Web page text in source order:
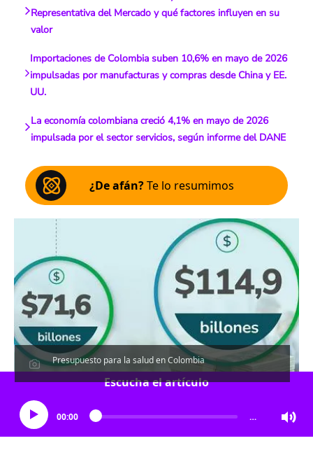
Representativa del Mercado y qué factores influyen en su
valor
Importaciones de Colombia suben 10,6% en mayo de 2026
impulsadas por manufacturas y compras desde China y EE.
UU.
La economía colombiana creció 4,1% en mayo de 2026
impulsada por el sector servicios, según informe del DANE
¿De afán?Te lo resumimos
Presupuesto para la salud en Colombia
Escucha el artículo
00:00 …